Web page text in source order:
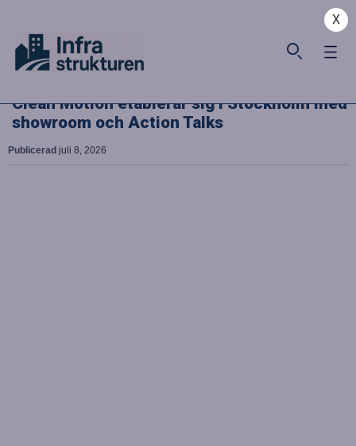
X
Clean Motion etablerar sig i Stockholm med
showroom och Action Talks
Publicerad juli 8, 2026